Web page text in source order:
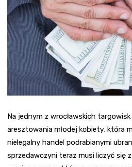
Na jednym z wrocławskich
aresztowania młodej kobiety, która
nielegalny handel podrabianymi
sprzedawczyni teraz musi liczyć się